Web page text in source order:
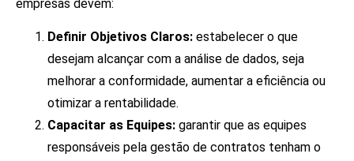
empresas devem:
Definir Objetivos Claros: estabelecer o que
desejam alcançar com a análise de dados, seja
melhorar a conformidade, aumentar a eficiência ou
otimizar a rentabilidade.
Capacitar as Equipes: garantir que as equipes
responsáveis pela gestão de contratos tenham o